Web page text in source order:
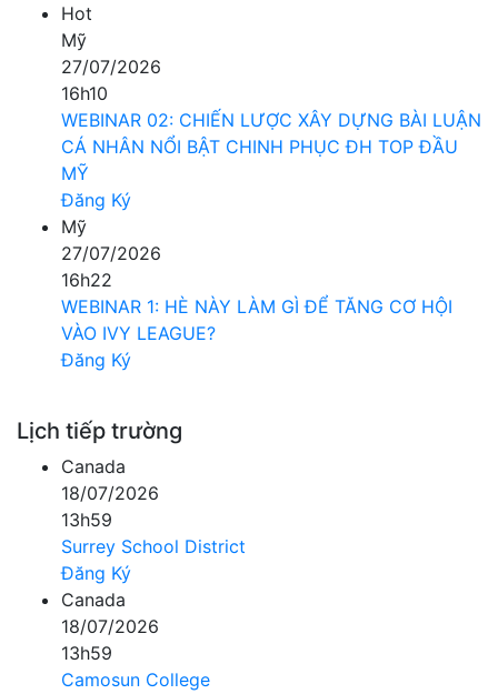
Hot
Mỹ
27/07/2026
16h10
WEBINAR 02: CHIẾN LƯỢC XÂY DỰNG BÀI LUẬN
CÁ NHÂN NỔI BẬT CHINH PHỤC ĐH TOP ĐẦU
MỸ
Đăng Ký
Mỹ
27/07/2026
16h22
WEBINAR 1: HÈ NÀY LÀM GÌ ĐỂ TĂNG CƠ HỘI
VÀO IVY LEAGUE?
Đăng Ký
Lịch tiếp trường
Canada
18/07/2026
13h59
Surrey School District
Đăng Ký
Canada
18/07/2026
13h59
Camosun College